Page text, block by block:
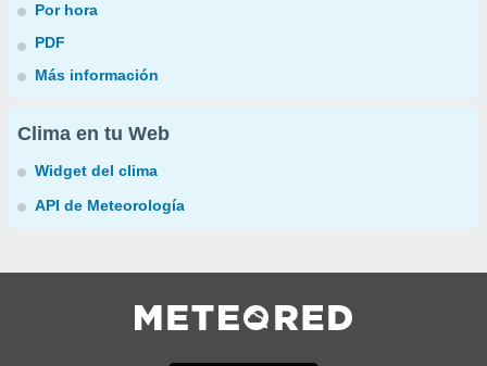
Por hora
PDF
Más información
Clima en tu Web
Widget del clima
API de Meteorología